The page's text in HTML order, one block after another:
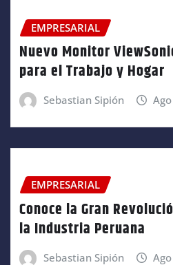
EMPRESARIAL
Nuevo Monitor
para el Trabajo y Hogar
Sebastian Sipión
EMPRESARIAL
Conoce la Gran
la Industria Peruana
Sebastian Sipión